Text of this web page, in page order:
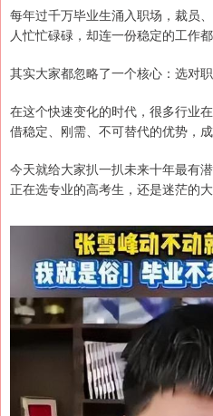
每年过千万毕业生涌入职场，裁员
人忙忙碌碌，却连一份稳定的工作都
其实大家都忽略了一个核心：选对
在这个快速变化的时代，很多行业
借稳定、刚需、不可替代的优势，
今天就给大家扒一扒未来十年最有
正在选专业的高考生，还是迷茫的